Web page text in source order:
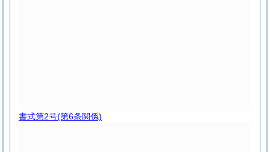
書式第2号(第6条関係)